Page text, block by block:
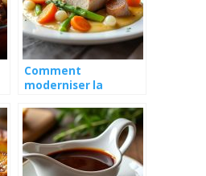
Comment
moderniser la
traditionnelle ?